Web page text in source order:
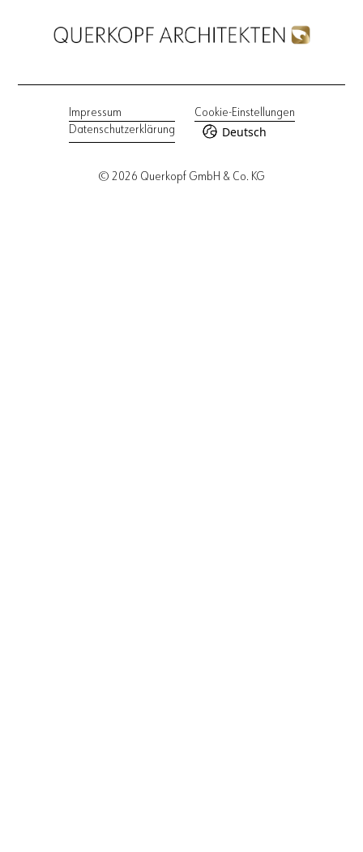
© 2026 Querkopf GmbH & Co. KG
Impressum
Datenschutzerklärung
Cookie-Einstellungen
Deutsch